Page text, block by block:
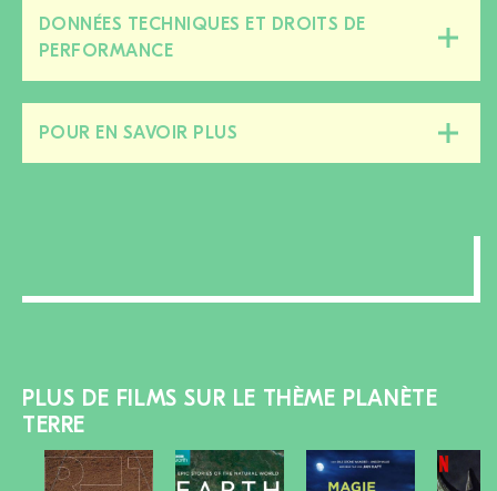
DONNÉES TECHNIQUES ET DROITS DE
PERFORMANCE
POUR EN SAVOIR PLUS
cette
PLUS DE FILMS SUR LE THÈME PLANÈTE
TERRE